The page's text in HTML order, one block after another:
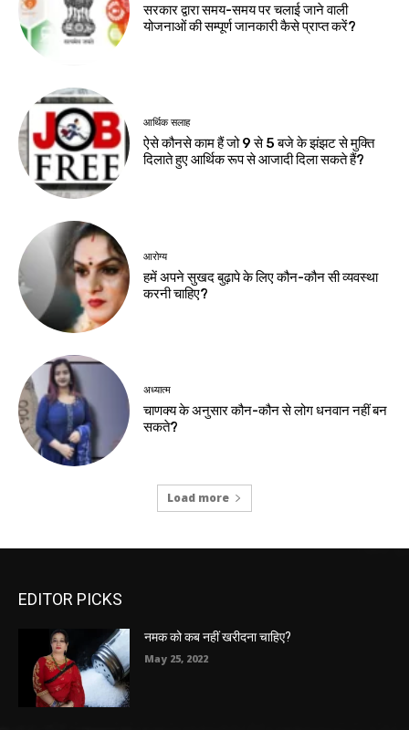
सरकार द्वारा समय-समय पर चलाई जाने वाली
योजनाओं की सम्पूर्ण जानकारी कैसे प्राप्त करें?
आर्थिक सलाह
ऐसे कौनसे काम हैं जो 9 से 5 बजे के झंझट से मुक्ति
दिलाते हुए आर्थिक रूप से आजादी दिला सकते हैं?
आरोग्य
हमें अपने सुखद बुढ़ापे के लिए कौन-कौन सी व्यवस्था
करनी चाहिए?
अध्यात्म
चाणक्य के अनुसार कौन-कौन से लोग धनवान नहीं बन
सकते?
Load more
EDITOR PICKS
नमक को कब नहीं खरीदना चाहिए?
May 25, 2022